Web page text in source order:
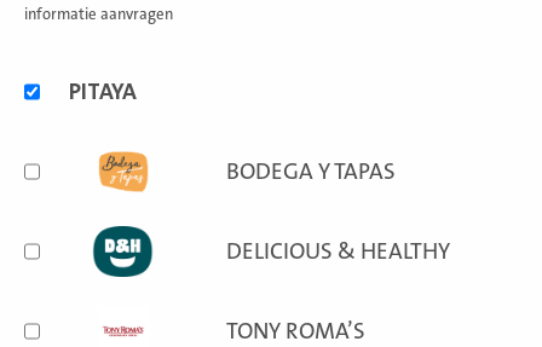
informatie aanvragen
formulesPITAYA
BODEGA Y TAPAS
DELICIOUS & HEALTHY
TONY ROMA’S